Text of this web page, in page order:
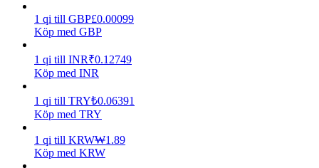
Power Piggy
1 qi till GBP£0.00099
Köp med GBP
1 qi till INR₹0.12749
Köp med INR
1 qi till TRY₺0.06391
Köp med TRY
1 qi till KRW₩1.89
Köp med KRW